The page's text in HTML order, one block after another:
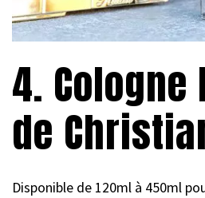
4. Cologne
de
Disponible de 120ml à 450ml